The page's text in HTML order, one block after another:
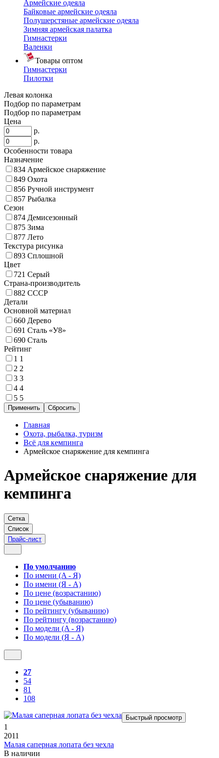
Армейские одеяла
Байковые армейские одеяла
Полушерстяные армейские одеяла
Зимняя армейская палатка
Гимнастерки
Валенки
Товары оптом
Гимнастерки
Пилотки
Левая колонка
Подбор по параметрам
Подбор по параметрам
Цена
р.
р.
Особенности товара
Назначение
834 Армейское снаряжение
849 Охота
856 Ручной инструмент
857 Рыбалка
Сезон
874 Демисезонный
875 Зима
877 Лето
Текстура рисунка
893 Сплошной
Цвет
721 Серый
Страна-производитель
882 СССР
Детали
Основной материал
660 Дерево
691 Сталь «У8»
690 Сталь
Рейтинг
1 1
2 2
3 3
4 4
5 5
Главная
Охота, рыбалка, туризм
Всё для кемпинга
Армейское снаряжение для кемпинга
Армейское снаряжение для
кемпинга
Сетка
Список
Прайс-лист
По умолчанию
По имени (A - Я)
По имени (Я - A)
По цене (возрастанию)
По цене (убыванию)
По рейтингу (убыванию)
По рейтингу (возрастанию)
По модели (A - Я)
По модели (Я - A)
27
54
81
108
Быстрый просмотр
1
2011
Малая саперная лопата без чехла
В наличии